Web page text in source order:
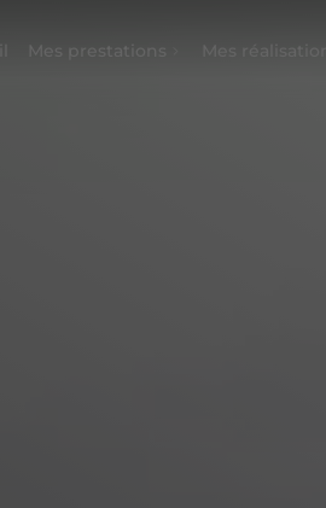
Mes prestations